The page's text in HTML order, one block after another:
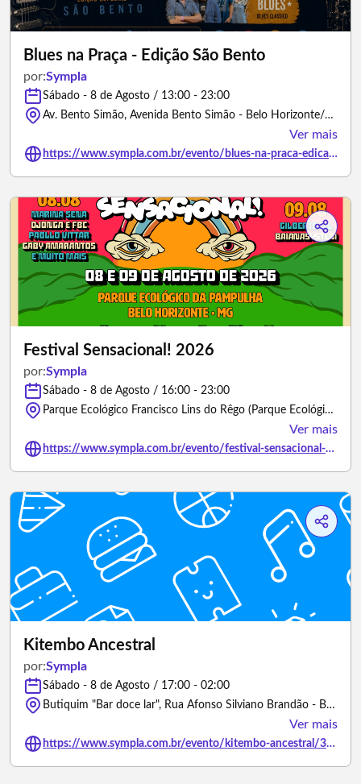
Blues na Praça - Edição São Bento
por:Sympla
Sábado - 8 de Agosto / 13:00 - 23:00
Av. Bento Simão, Avenida Bento Simão - Belo Horizonte/Minas Gerais
Ver mais
https://www.sympla.com.br/evento/blues-na-praca-edicao-sao-bento/3504681
Festival Sensacional! 2026
por:Sympla
Sábado - 8 de Agosto / 16:00 - 23:00
Parque Ecológico Francisco Lins do Rêgo (Parque Ecológico da Pampulha), Avenida Otacílio Negrão de Lima - Belo Horizonte/Minas Gerais
Ver mais
https://www.sympla.com.br/evento/festival-sensacional-2026/3043855
Kitembo Ancestral
por:Sympla
Sábado - 8 de Agosto / 17:00 - 02:00
Butiquim "Bar doce lar", Rua Afonso Silviano Brandão - Belo Horizonte/Minas Gerais
Ver mais
https://www.sympla.com.br/evento/kitembo-ancestral/3490374